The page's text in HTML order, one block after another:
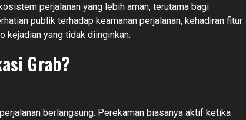
perjalanan yang lebih aman, terutama bagi
publik terhadap keamanan perjalanan, kehadiran fitur
kejadian yang tidak diinginkan.
Grab?
berlangsung. Perekaman biasanya aktif ketika